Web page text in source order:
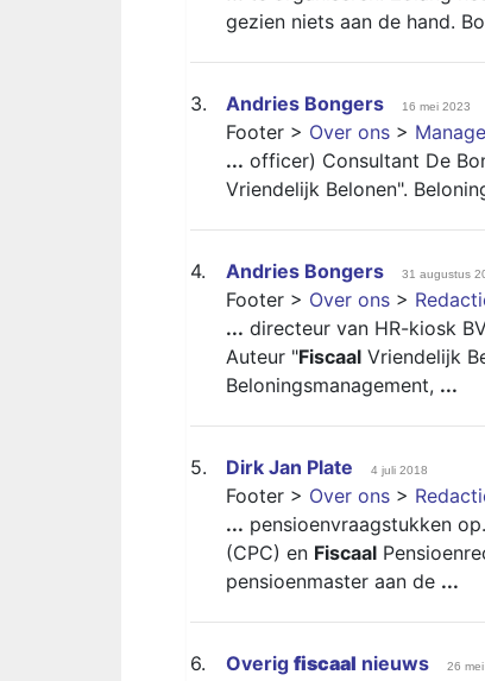
gezien niets aan de hand.
3. Andries Bongers 16 mei 2023
Footer > Over ons >
... officer) Consultant De
Vriendelijk Belonen".
4. Andries Bongers 31 augustus
Footer > Over ons >
... directeur van HR-kiosk
Auteur "Fiscaal Vriendelijk
Beloningsmanagement, ...
5. Dirk Jan Plate 4 juli 2018
Footer > Over ons >
... pensioenvraagstukken
(CPC) en Fiscaal
pensioenmaster aan de ...
6. Overig fiscaal nieuws 26